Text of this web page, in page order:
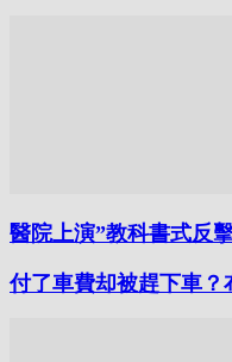
醫院上演”教科書式反
付了車費却被趕下車